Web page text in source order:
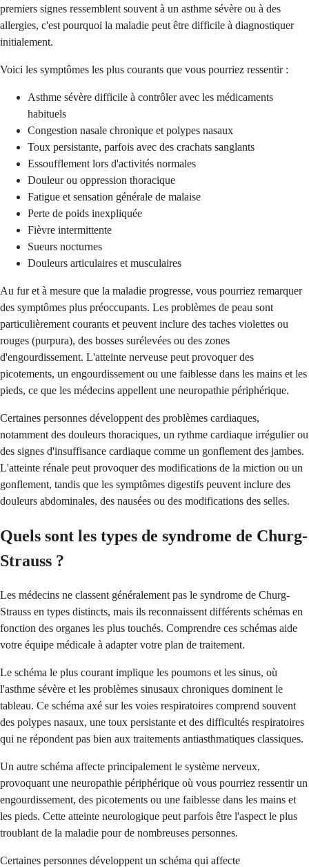
premiers signes ressemblent souvent à un asthme sévère ou à des
allergies, c'est pourquoi la maladie peut être difficile à diagnostiquer
initialement.
Voici les symptômes les plus courants que vous pourriez ressentir :
Asthme sévère difficile à contrôler avec les médicaments
habituels
Congestion nasale chronique et polypes nasaux
Toux persistante, parfois avec des crachats sanglants
Essoufflement lors d'activités normales
Douleur ou oppression thoracique
Fatigue et sensation générale de malaise
Perte de poids inexpliquée
Fièvre intermittente
Sueurs nocturnes
Douleurs articulaires et musculaires
Au fur et à mesure que la maladie progresse, vous pourriez remarquer
des symptômes plus préoccupants. Les problèmes de peau sont
particulièrement courants et peuvent inclure des taches violettes ou
rouges (purpura), des bosses surélevées ou des zones
d'engourdissement. L'atteinte nerveuse peut provoquer des
picotements, un engourdissement ou une faiblesse dans les mains et les
pieds, ce que les médecins appellent une neuropathie périphérique.
Certaines personnes développent des problèmes cardiaques,
notamment des douleurs thoraciques, un rythme cardiaque irrégulier ou
des signes d'insuffisance cardiaque comme un gonflement des jambes.
L'atteinte rénale peut provoquer des modifications de la miction ou un
gonflement, tandis que les symptômes digestifs peuvent inclure des
douleurs abdominales, des nausées ou des modifications des selles.
Quels sont les types de syndrome de Churg-
Strauss ?
Les médecins ne classent généralement pas le syndrome de Churg-
Strauss en types distincts, mais ils reconnaissent différents schémas en
fonction des organes les plus touchés. Comprendre ces schémas aide
votre équipe médicale à adapter votre plan de traitement.
Le schéma le plus courant implique les poumons et les sinus, où
l'asthme sévère et les problèmes sinusaux chroniques dominent le
tableau. Ce schéma axé sur les voies respiratoires comprend souvent
des polypes nasaux, une toux persistante et des difficultés respiratoires
qui ne répondent pas bien aux traitements antiasthmatiques classiques.
Un autre schéma affecte principalement le système nerveux,
provoquant une neuropathie périphérique où vous pourriez ressentir un
engourdissement, des picotements ou une faiblesse dans les mains et
les pieds. Cette atteinte neurologique peut parfois être l'aspect le plus
troublant de la maladie pour de nombreuses personnes.
Certaines personnes développent un schéma qui affecte